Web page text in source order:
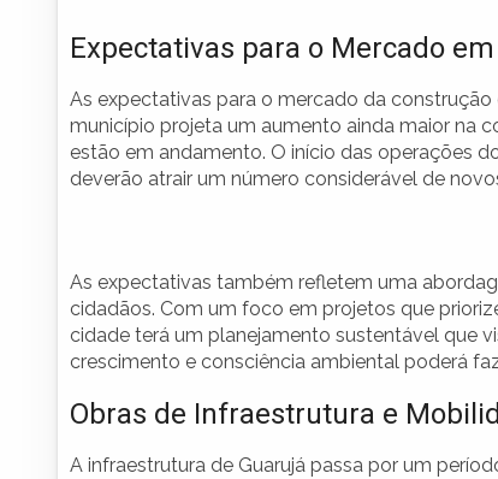
Expectativas para o Mercado
As expectativas para o mercado da
município projeta um aumento ainda maior na
estão em andamento. O início das operações
deverão atrair um número considerável de
As expectativas também refletem uma
cidadãos. Com um foco em projetos que
cidade terá um planejamento sustentável que
crescimento e consciência ambiental poderá
Obras de Infraestrutura e
A infraestrutura de Guarujá passa por um